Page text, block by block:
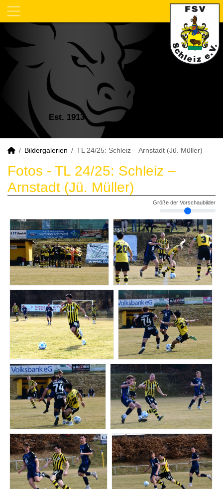
Est. 1913
Bildergalerien TL 24/25: Schleiz – Arnstadt (Jü. Müller)
Fotos - TL 24/25: Schleiz –
Arnstadt (Jü. Müller)
Größe der Vorschaubilder